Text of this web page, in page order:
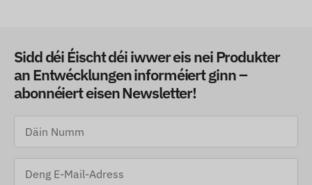
Sidd déi Éischt déi iwwer eis nei Produkter
an Entwécklungen informéiert ginn –
abonnéiert eisen Newsletter!